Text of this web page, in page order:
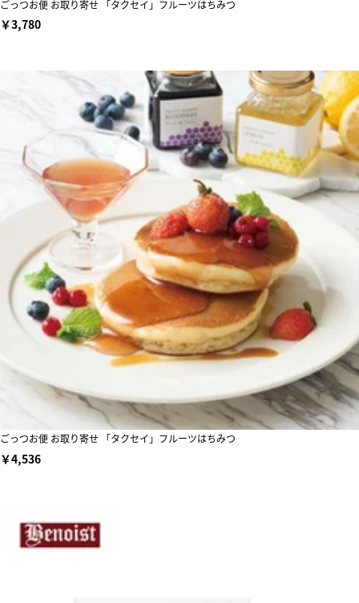
ごっつお便 お取り寄せ 「タクセイ」フルーツはちみつ
￥3,780
ごっつお便 お取り寄せ 「タクセイ」フルーツはちみつ
￥4,536